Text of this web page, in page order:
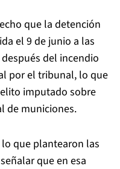
que la detención
el 9 de junio a las
del incendio
por el tribunal, lo que
imputado sobre
de municiones.
que plantearon las
que en esa